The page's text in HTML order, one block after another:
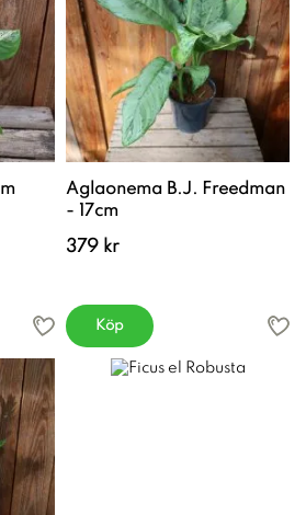
Aglaonema B.J. Freedman
- 17cm
379 kr
Köp